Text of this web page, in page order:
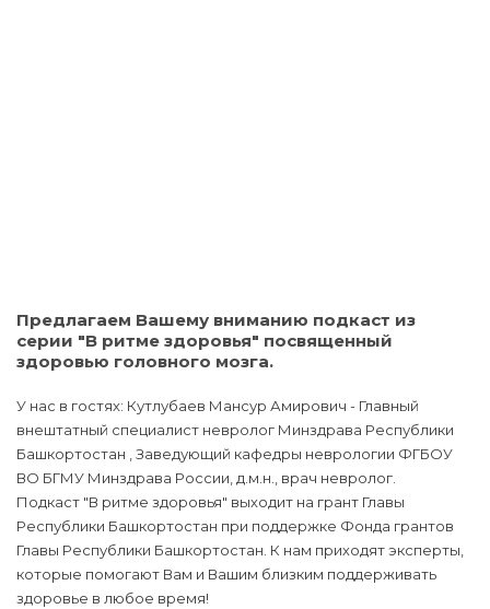
Предлагаем Вашему вниманию подкаст из
серии "В ритме здоровья" посвященный
здоровью головного мозга.
У нас в гостях: Кутлубаев Мансур Амирович - Главный
внештатный специалист невролог Минздрава Республики
Башкортостан , Заведующий кафедры неврологии ФГБОУ
ВО БГМУ Минздрава России, д.м.н., врач невролог.
Подкаст "В ритме здоровья" выходит на грант Главы
Республики Башкортостан при поддержке Фонда грантов
Главы Республики Башкортостан. К нам приходят эксперты,
которые помогают Вам и Вашим близким поддерживать
здоровье в любое время!